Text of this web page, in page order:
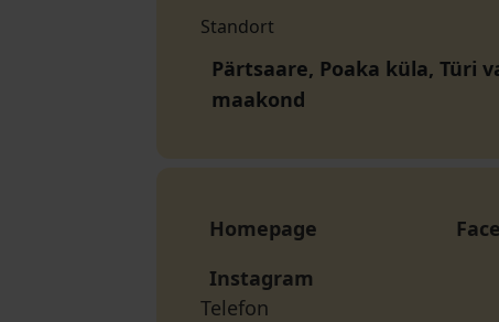
Standort
Pärtsaare, Poaka küla, Türi
maakond
Homepage
Instagram
Telefon